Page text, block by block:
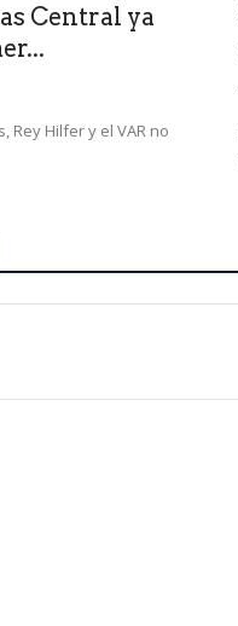
Central ya
Rey Hilfer y el VAR no